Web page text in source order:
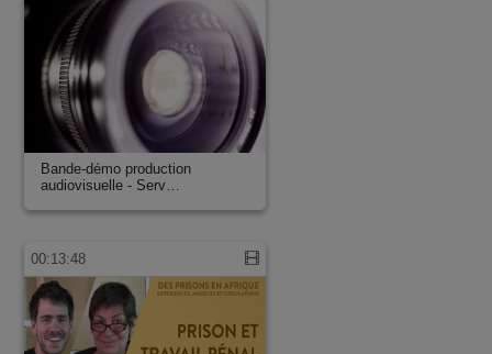
Bande-démo production
audiovisuelle - Serv…
00:13:48